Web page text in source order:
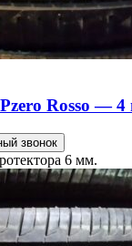
Rosso — 4
звонок
6 мм.